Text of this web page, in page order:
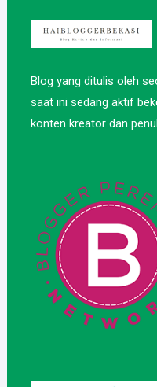
Blog yang ditulis oleh
saat ini sedang aktif
konten kreator dan